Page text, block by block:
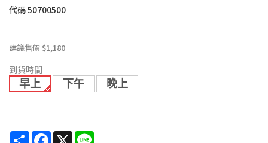
代碼50700500
建議售價$1,180
到貨時間
早上
下午 晚上
Share Facebook
X